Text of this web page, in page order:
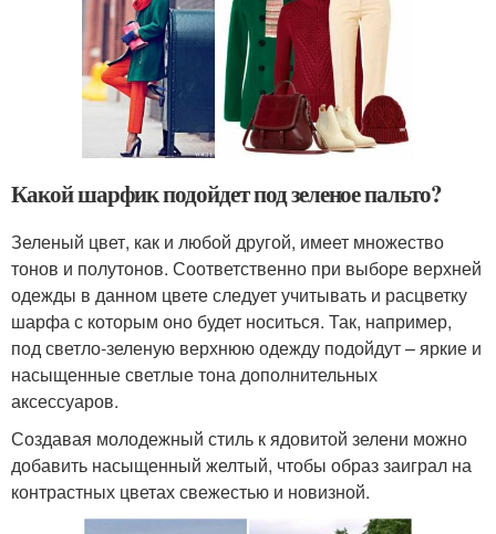
Какой шарфик подойдет под зеленое пальто?
Зеленый цвет, как и любой другой, имеет множество
тонов и полутонов. Соответственно при выборе верхней
одежды в данном цвете следует учитывать и расцветку
шарфа с которым оно будет носиться. Так, например,
под светло-зеленую верхнюю одежду подойдут – яркие и
насыщенные светлые тона дополнительных
аксессуаров.
Создавая молодежный стиль к ядовитой зелени можно
добавить насыщенный желтый, чтобы образ заиграл на
контрастных цветах свежестью и новизной.